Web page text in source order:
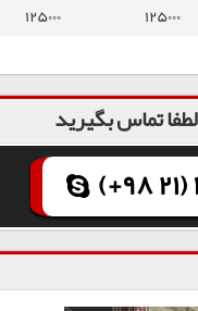
125000
125000
تماس بگیرید
(+98